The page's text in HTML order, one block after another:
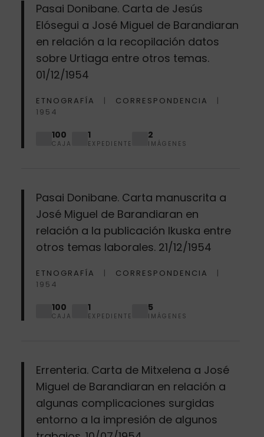
Pasai Donibane. Carta de Jesús
Elósegui a José Miguel de Barandiaran
en relación a la recopilación datos
sobre Urtiaga entre otros temas.
01/12/1954
ETNOGRAFÍA
CORRESPONDENCIA
1954
100
CAJA
1
EXPEDIENTE
2
IMÁGENES
Pasai Donibane. Carta manuscrita a
José Miguel de Barandiaran en
relación a la publicación Ikuska entre
otros temas laborales. 21/12/1954
ETNOGRAFÍA
CORRESPONDENCIA
1954
100
CAJA
1
EXPEDIENTE
5
IMÁGENES
Errenteria. Carta de Mitxelena a José
Miguel de Barandiaran en relación a
algunas complicaciones surgidas
entorno a la impresión de algunos